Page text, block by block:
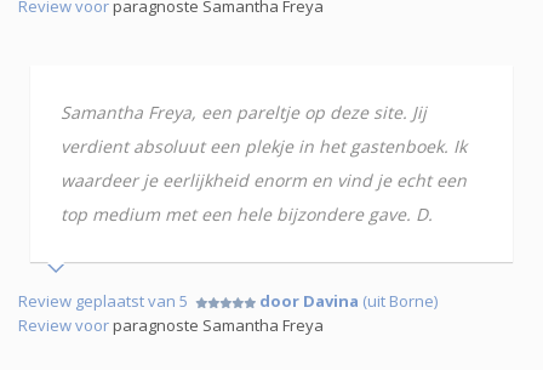
Review voorparagnoste Samantha Freya
Samantha Freya, een pareltje op deze site. Jij
verdient absoluut een plekje in het gastenboek. Ik
waardeer je eerlijkheid enorm en vind je echt een
top medium met een hele bijzondere gave. D.
Review geplaatst van 5 door Davina (uit Borne)
Review voorparagnoste Samantha Freya